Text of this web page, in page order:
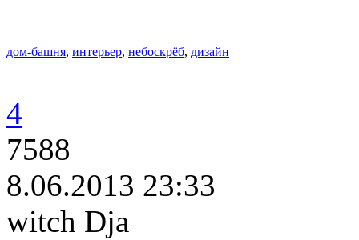
дом-башня, интерьер, небоскрёб, дизайн
4
7588
8.06.2013 23:33
witch Dja